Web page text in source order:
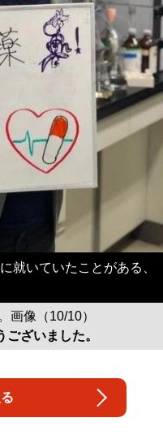
就いていたことがある、
画像（10/10）
ざいました。